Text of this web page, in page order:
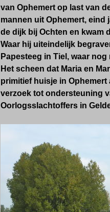
van Ophemert op last van
mannen uit Ophemert, eind
de dijk bij Ochten en kwam
Waar hij uiteindelijk
Papesteeg in Tiel, waar
Het scheen dat Maria en
primitief huisje in Ophemert
verzoek tot ondersteuning
Oorlogsslachtoffers in